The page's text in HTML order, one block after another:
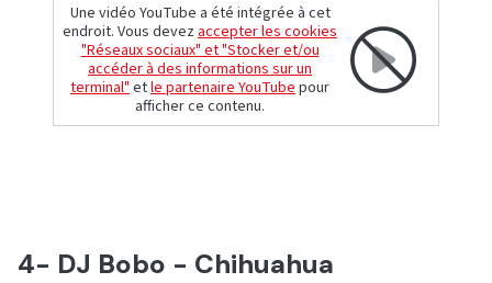
Une vidéo YouTube a été intégrée à cet
endroit. Vous devez accepter les cookies
"Réseaux sociaux" et "Stocker et/ou
accéder à des informations sur un
terminal" etle partenaire YouTube pour
afficher ce contenu.
4- DJ Bobo - Chihuahua